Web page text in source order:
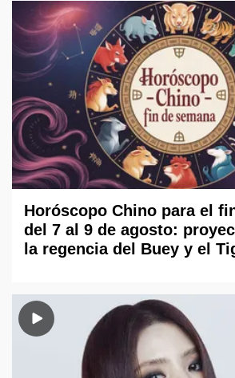
Horóscopo Chino para el
del 7 al 9 de agosto:
la regencia del Buey y el